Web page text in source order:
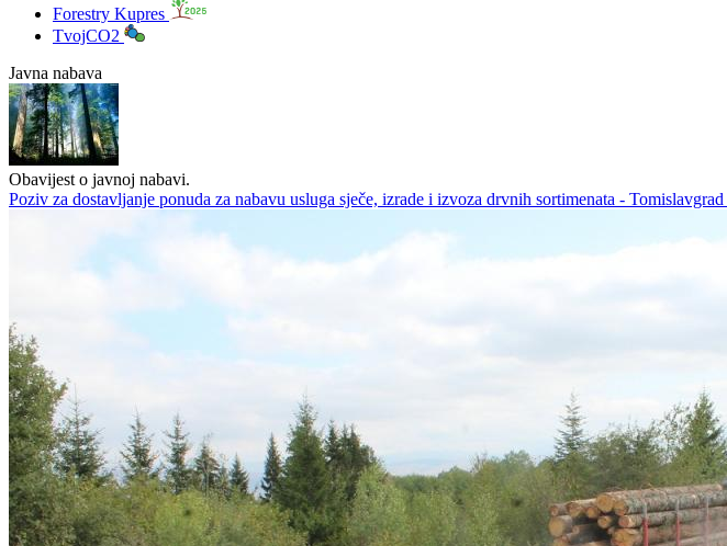
Forestry Kupres
TvojCO2
Javna nabava
Obavijest o javnoj nabavi.
Poziv za dostavljanje ponuda za nabavu usluga sječe, izrade i izvoza drvnih sortimenata -